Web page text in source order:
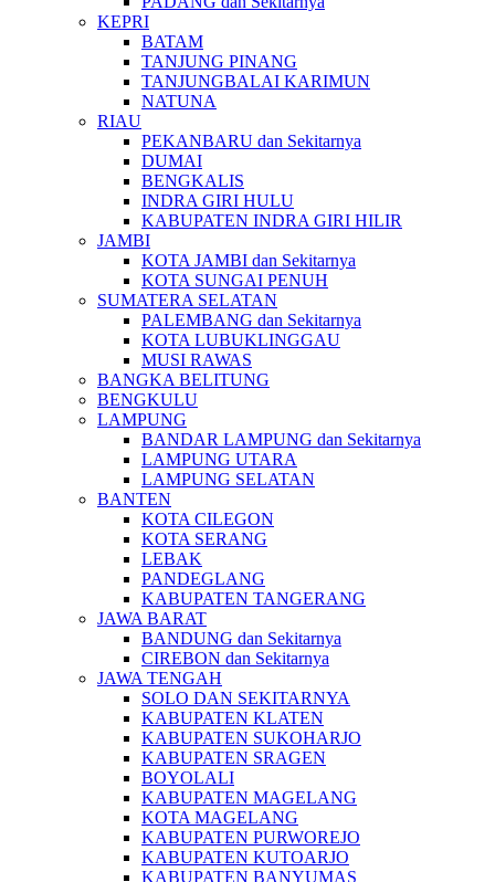
KEPRI
BATAM
TANJUNG PINANG
TANJUNGBALAI KARIMUN
NATUNA
RIAU
PEKANBARU dan Sekitarnya
DUMAI
BENGKALIS
INDRA GIRI HULU
KABUPATEN INDRA GIRI HILIR
JAMBI
KOTA JAMBI dan Sekitarnya
KOTA SUNGAI PENUH
SUMATERA SELATAN
PALEMBANG dan Sekitarnya
KOTA LUBUKLINGGAU
MUSI RAWAS
BANGKA BELITUNG
BENGKULU
LAMPUNG
BANDAR LAMPUNG dan Sekitarnya
LAMPUNG UTARA
LAMPUNG SELATAN
BANTEN
KOTA CILEGON
KOTA SERANG
LEBAK
PANDEGLANG
KABUPATEN TANGERANG
JAWA BARAT
BANDUNG dan Sekitarnya
CIREBON dan Sekitarnya
JAWA TENGAH
SOLO DAN SEKITARNYA
KABUPATEN KLATEN
KABUPATEN SUKOHARJO
KABUPATEN SRAGEN
BOYOLALI
KABUPATEN MAGELANG
KOTA MAGELANG
KABUPATEN PURWOREJO
KABUPATEN KUTOARJO
KABUPATEN BANYUMAS